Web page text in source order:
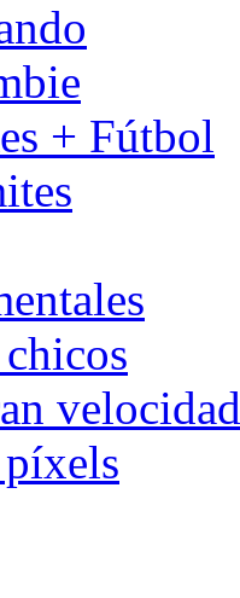
+ Fútbol
velocidad